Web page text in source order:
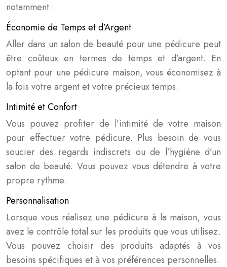
notamment :
Économie de Temps et d’Argent
Aller dans un salon de beauté pour une pédicure peut
être coûteux en termes de temps et d’argent. En
optant pour une pédicure maison, vous économisez à
la fois votre argent et votre précieux temps.
Intimité et Confort
Vous pouvez profiter de l’intimité de votre maison
pour effectuer votre pédicure. Plus besoin de vous
soucier des regards indiscrets ou de l’hygiène d’un
salon de beauté. Vous pouvez vous détendre à votre
propre rythme.
Personnalisation
Lorsque vous réalisez une pédicure à la maison, vous
avez le contrôle total sur les produits que vous utilisez.
Vous pouvez choisir des produits adaptés à vos
besoins spécifiques et à vos préférences personnelles.